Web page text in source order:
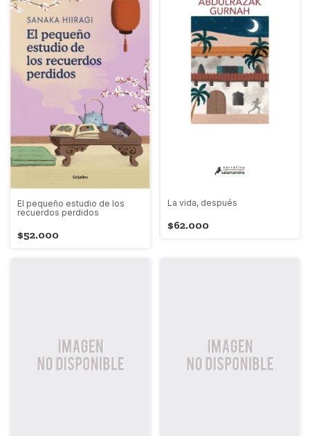
El pequeño estudio de los
recuerdos perdidos
$52.000
La vida, después
$62.000